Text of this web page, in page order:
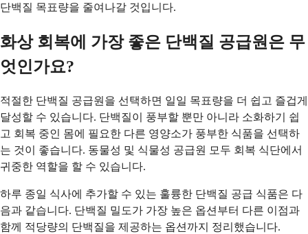
단백질 목표량을 줄여나갈 것입니다.
화상 회복에 가장 좋은 단백질 공급원은 무
엇인가요?
적절한 단백질 공급원을 선택하면 일일 목표량을 더 쉽고 즐겁게
달성할 수 있습니다. 단백질이 풍부할 뿐만 아니라 소화하기 쉽
고 회복 중인 몸에 필요한 다른 영양소가 풍부한 식품을 선택하
는 것이 좋습니다. 동물성 및 식물성 공급원 모두 회복 식단에서
귀중한 역할을 할 수 있습니다.
하루 종일 식사에 추가할 수 있는 훌륭한 단백질 공급 식품은 다
음과 같습니다. 단백질 밀도가 가장 높은 옵션부터 다른 이점과
함께 적당량의 단백질을 제공하는 옵션까지 정리했습니다.